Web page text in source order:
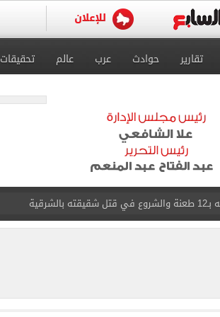
تقارير حوادث عرب عالم تحقيقات
لمنتخب جنوب أفريقيا
غامضة من عبد الله السعيد بعد غيابه عن الزمالك
الأخيرة على صفقة جوردان مينديز